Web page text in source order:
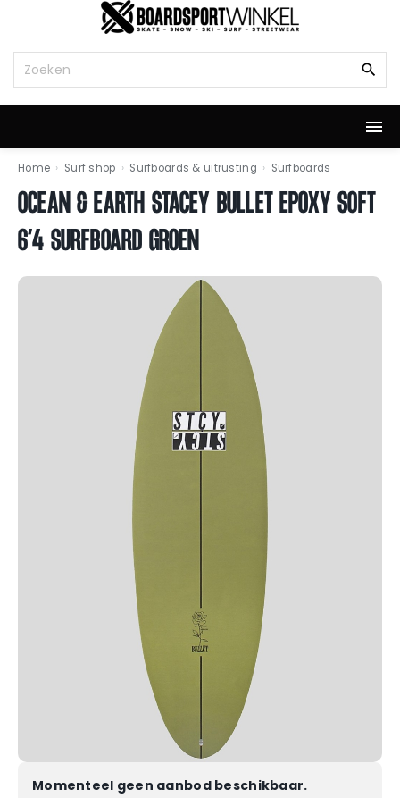
r
e
k
a
Home › Surf shop › Surfboards & uitrusting › Surfboards
OCEAN & EARTH STACEY BULLET EPOXY SOFT
6’4 SURFBOARD GROEN
Momenteel geen aanbod beschikbaar.